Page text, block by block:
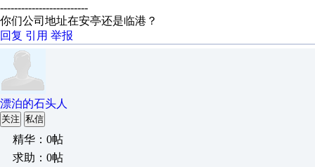
-------------------------
你们公司地址在安亭还是临港？
回复 引用 举报
漂泊的石头人
关注 私信
精华：0帖
求助：0帖